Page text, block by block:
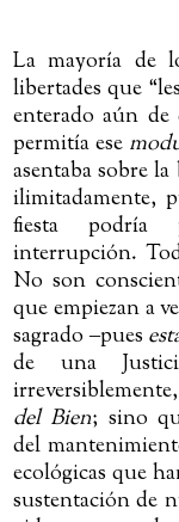
La mayoría de
libertades que
enterado aún de
permitía ese
asentaba sobre
ilimitadamente,
fiesta podría
interrupción.
No son
que empiezan a
sagrado ‒pues
de una
del Bien; sino
del
ecológicas que
sustentación de